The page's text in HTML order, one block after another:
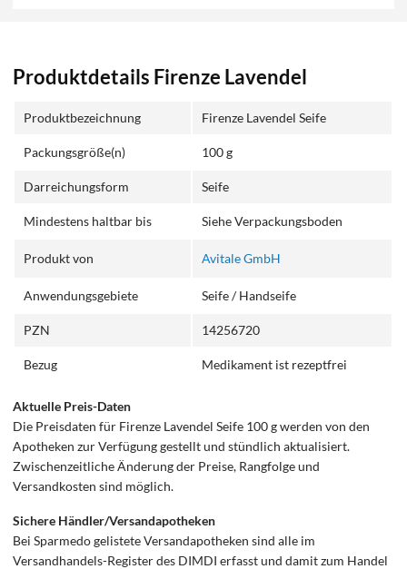
Produktdetails Firenze Lavendel
Produktbezeichnung Firenze Lavendel Seife
Packungsgröße(n) 100 g
Darreichungsform Seife
Mindestens haltbar bis Siehe Verpackungsboden
Produkt von Avitale GmbH
Anwendungsgebiete Seife / Handseife
PZN 14256720
Bezug Medikament ist rezeptfrei
Aktuelle Preis-Daten
Die Preisdaten für Firenze Lavendel Seife 100 g werden von den
Apotheken zur Verfügung gestellt und stündlich aktualisiert.
Zwischenzeitliche Änderung der Preise, Rangfolge und
Versandkosten sind möglich.
Sichere Händler/Versandapotheken
Bei Sparmedo gelistete Versandapotheken sind alle im
Versandhandels-Register des DIMDI erfasst und damit zum Handel